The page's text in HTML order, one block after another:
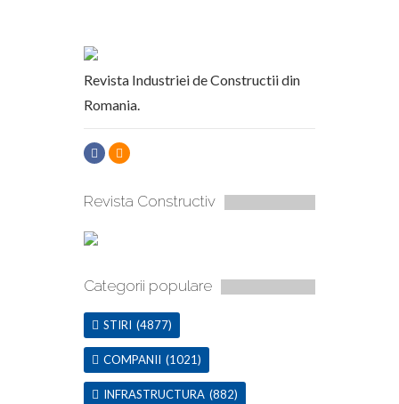
Revista Industriei de Constructii din
Romania.
Revista Constructiv
Categorii populare
STIRI (4877)
COMPANII (1021)
INFRASTRUCTURA (882)